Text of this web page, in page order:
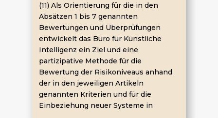
(11) Als Orientierung für die in den
Absätzen 1 bis 7 genannten
Bewertungen und Überprüfungen
entwickelt das Büro für Künstliche
Intelligenz ein Ziel und eine
partizipative Methode für die
Bewertung der Risikoniveaus anhand
der in den jeweiligen Artikeln
genannten Kriterien und für die
Einbeziehung neuer Systeme in